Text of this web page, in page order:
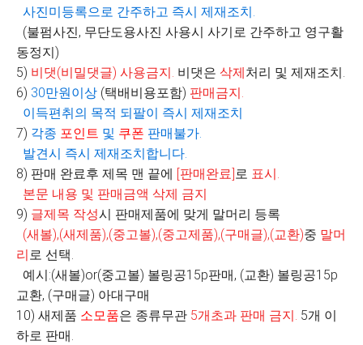
사진미등록으로 간주하고 즉시 제재조치.
(불펌사진, 무단도용사진 사용시 사기로 간주하고 영구활
동정지)
5) 비댓(비밀댓글) 사용금지. 비댓은 삭제처리 및 제재조치.
6) 30만원이상 (택배비용포함) 판매금지.
이득편취의 목적 되팔이 즉시 제재조치
7) 각종 포인트 및 쿠폰 판매불가.
발견시 즉시 제재조치합니다.
8) 판매 완료후 제목 맨 끝에 [판매완료]로 표시.
본문 내용 및 판매금액 삭제 금지
9) 글제목 작성시 판매제품에 맞게 말머리 등록
(새볼),(새제품),(중고볼),(중고제품),(구매글),(교환)중 말머
리로 선택.
예시:(새볼)or(중고볼) 볼링공15p판매, (교환) 볼링공15p
교환, (구매글) 아대구매
10) 새제품 소모품은 종류무관 5개초과 판매 금지. 5개 이
하로 판매.